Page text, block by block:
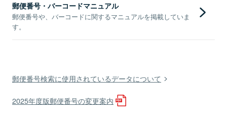
郵便番号・バーコードマニュアル
郵便番号や、バーコードに関するマニュアルを掲載していま
す。
郵便番号検索に使用されているデータについて
2025年度版郵便番号の変更案内